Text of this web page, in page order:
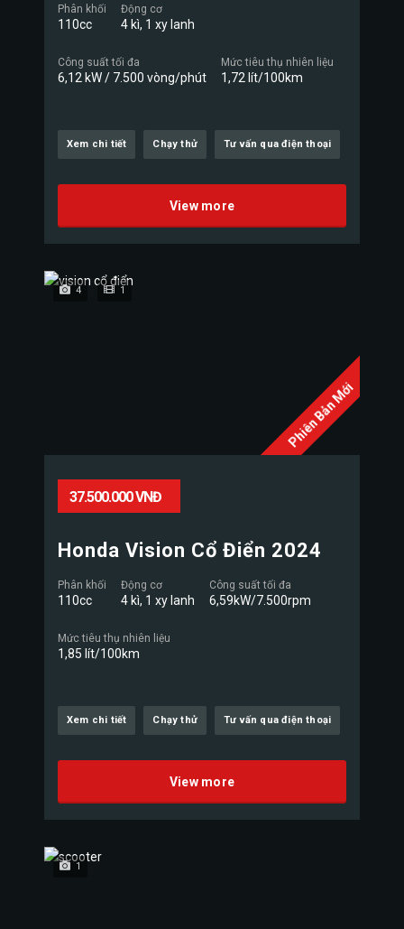
Phân khối
110cc
Động cơ
4 kì, 1 xy lanh
Công suất tối đa
6,12 kW / 7.500 vòng/phút
Mức tiêu thụ nhiên liệu
1,72 lít/100km
Xem chi tiết Chạy thử Tư vấn qua điện thoại
View more
Phiên Bản Mới
4 1
37.500.000 VNĐ
Honda Vision Cổ Điển 2024
Phân khối
110cc
Động cơ
4 kì, 1 xy lanh
Công suất tối đa
6,59kW/7.500rpm
Mức tiêu thụ nhiên liệu
1,85 lít/100km
Xem chi tiết Chạy thử Tư vấn qua điện thoại
View more
1